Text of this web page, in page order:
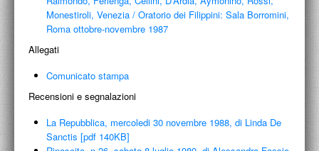
Monestiroli, Venezia / Oratorio dei Filippini: Sala Borromini,
Roma ottobre-novembre 1987
Allegati
Comunicato stampa
Recensioni e segnalazioni
La Repubblica, mercoledi 30 novembre 1988, di Linda De
Sanctis [pdf 140KB]